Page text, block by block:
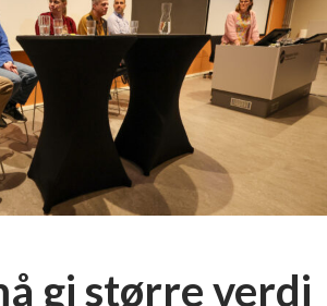
gi større verdi